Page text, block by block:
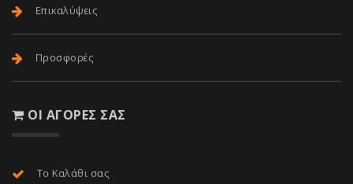
Επικαλύψεις
Προσφορές
ΟΙ ΑΓΟΡΈΣ ΣΑΣ
Το Καλάθι σας